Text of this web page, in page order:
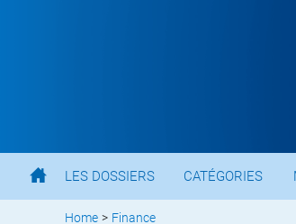
LES DOSSIERS CATÉGORIES
Home > Finance